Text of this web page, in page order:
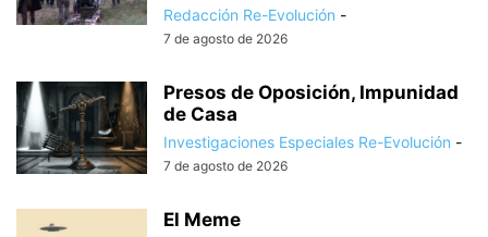
Redacción Re-Evolución -
7 de agosto de 2026
Presos de Oposición, Impunidad
de Casa
Investigaciones Especiales Re-Evolución -
7 de agosto de 2026
El Meme